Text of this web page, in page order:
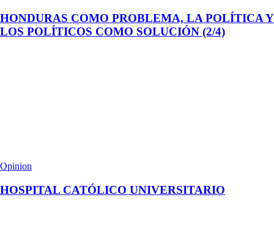
HONDURAS COMO PROBLEMA, LA POLÍTICA Y
LOS POLÍTICOS COMO SOLUCIÓN (2/4)
Opinion
HOSPITAL CATÓLICO UNIVERSITARIO